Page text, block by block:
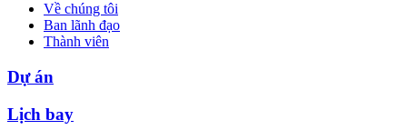
Về chúng tôi
Ban lãnh đạo
Thành viên
Dự án
Lịch bay